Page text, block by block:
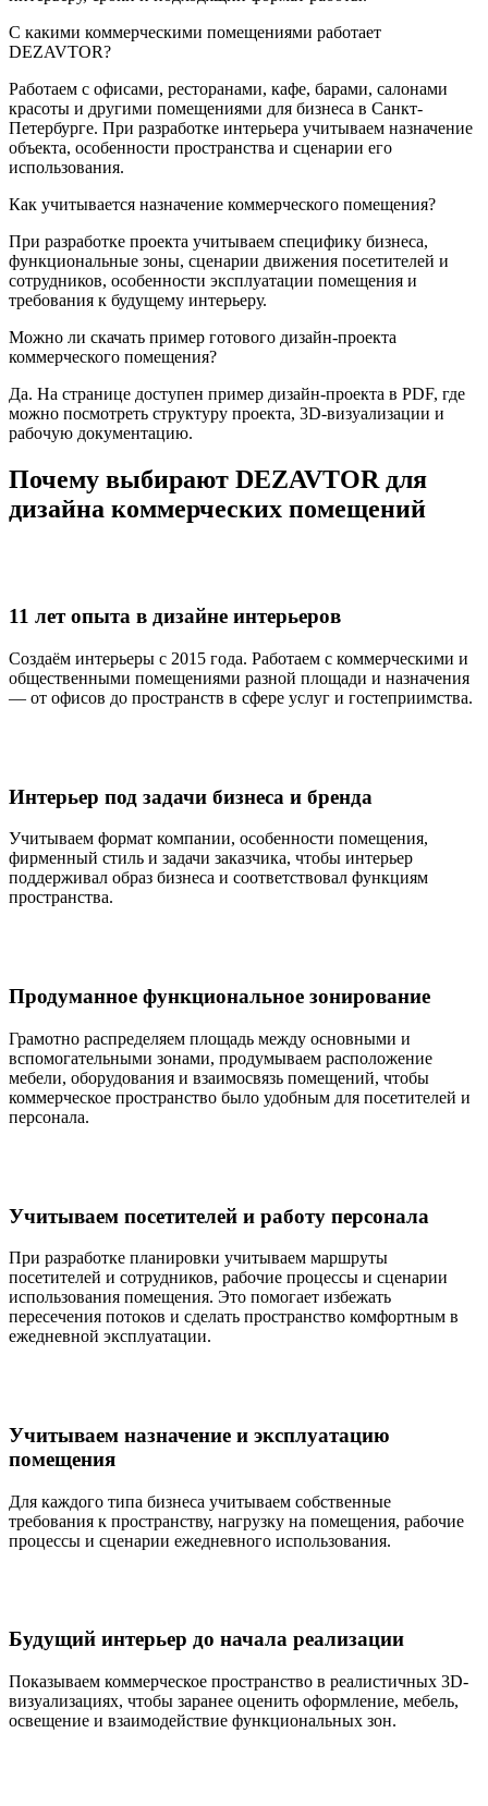
С какими коммерческими помещениями работает
DEZAVTOR?
Работаем с офисами, ресторанами, кафе, барами, салонами
красоты и другими помещениями для бизнеса в Санкт-
Петербурге. При разработке интерьера учитываем назначение
объекта, особенности пространства и сценарии его
использования.
Как учитывается назначение коммерческого помещения?
При разработке проекта учитываем специфику бизнеса,
функциональные зоны, сценарии движения посетителей и
сотрудников, особенности эксплуатации помещения и
требования к будущему интерьеру.
Можно ли скачать пример готового дизайн-проекта
коммерческого помещения?
Да. На странице доступен пример дизайн-проекта в PDF, где
можно посмотреть структуру проекта, 3D-визуализации и
рабочую документацию.
Почему выбирают DEZAVTOR для
дизайна коммерческих помещений
11 лет опыта в дизайне интерьеров
Создаём интерьеры с 2015 года. Работаем с коммерческими и
общественными помещениями разной площади и назначения
— от офисов до пространств в сфере услуг и гостеприимства.
Интерьер под задачи бизнеса и бренда
Учитываем формат компании, особенности помещения,
фирменный стиль и задачи заказчика, чтобы интерьер
поддерживал образ бизнеса и соответствовал функциям
пространства.
Продуманное функциональное зонирование
Грамотно распределяем площадь между основными и
вспомогательными зонами, продумываем расположение
мебели, оборудования и взаимосвязь помещений, чтобы
коммерческое пространство было удобным для посетителей и
персонала.
Учитываем посетителей и работу персонала
При разработке планировки учитываем маршруты
посетителей и сотрудников, рабочие процессы и сценарии
использования помещения. Это помогает избежать
пересечения потоков и сделать пространство комфортным в
ежедневной эксплуатации.
Учитываем назначение и эксплуатацию
помещения
Для каждого типа бизнеса учитываем собственные
требования к пространству, нагрузку на помещения, рабочие
процессы и сценарии ежедневного использования.
Будущий интерьер до начала реализации
Показываем коммерческое пространство в реалистичных 3D-
визуализациях, чтобы заранее оценить оформление, мебель,
освещение и взаимодействие функциональных зон.